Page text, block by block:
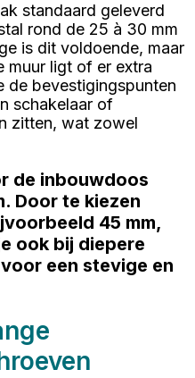
standaard geleverd
rond de 25 à 30 mm
is dit voldoende, maar
muur ligt of er extra
de bevestigingspunten
schakelaar of
zitten, wat zowel
de inbouwdoos
Door te kiezen
45 mm,
ook bij diepere
een stevige en